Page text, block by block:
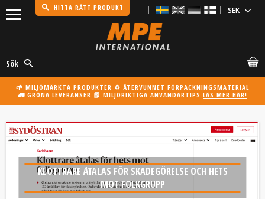
HITTA RÄTT PRODUKT
Sök
🌱 MILJÖMÄRKTA PRODUKTER ♻️ ÅTERVUNNET FÖRPACKNINGSMATERIAL
🚛 GRÖNA LEVERANSER 📗 MILJÖRIKTIGA ANVÄNDARTIPS LÄS MER HÄR!
KLOTTRARE ÅTALAS FÖR SKADEGÖRELSE OCH HETS
MOT FOLKGRUPP